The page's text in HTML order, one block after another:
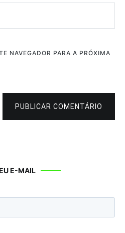
NAVEGADOR PARA A PRÓXIMA
PUBLICAR COMENTÁRIO
E-MAIL